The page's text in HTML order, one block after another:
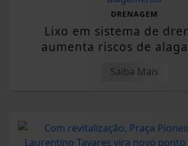
DRENAGEM
Lixo em sistema de
aumenta riscos de
Saiba Mais